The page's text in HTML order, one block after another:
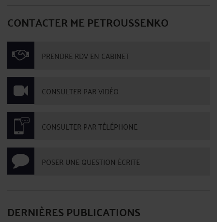
CONTACTER ME PETROUSSENKO
PRENDRE RDV EN CABINET
CONSULTER PAR VIDÉO
CONSULTER PAR TÉLÉPHONE
POSER UNE QUESTION ÉCRITE
DERNIÈRES PUBLICATIONS